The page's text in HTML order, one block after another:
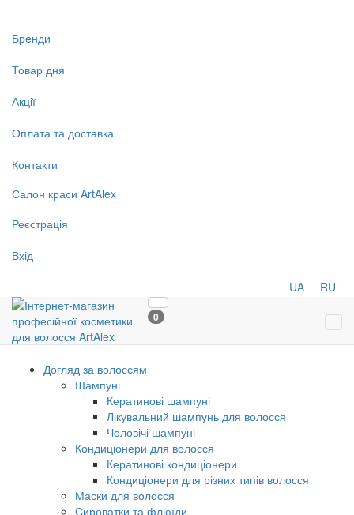
Бренди
Товар дня
Акції
Оплата та доставка
Контакти
Салон краси ArtAlex
Реєстрація
Вхід
UA RU
0
Догляд за волоссям
Шампуні
Кератинові шампуні
Лікувальний шампунь для волосся
Чоловічі шампуні
Кондиціонери для волосся
Кератинові кондиціонери
Кондиціонери для різних типів волосся
Маски для волосся
Сироватки та флюїди